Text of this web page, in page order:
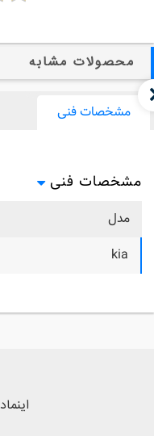
محصولات مشابه
مشخصات فنی
مشخصات فنی
مدل
kia
اینماد